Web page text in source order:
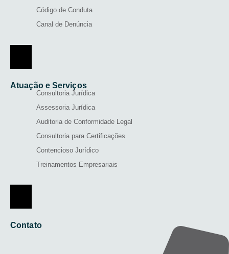
Código de Conduta
Canal de Denúncia
Atuação e Serviços
Consultoria Jurídica
Assessoria Jurídica
Auditoria de Conformidade Legal
Consultoria para Certificações
Contencioso Jurídico
Treinamentos Empresariais
Contato